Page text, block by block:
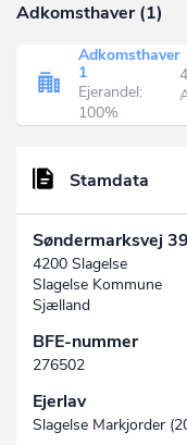
Adkomsthaver (1)
Adkomsthaver
1
Ejerandel:
100%
Stamdata
Søndermarksvej
4200 Slagelse
Slagelse Kommune
Sjælland
BFE-nummer
276502
Ejerlav
Slagelse Markjorder